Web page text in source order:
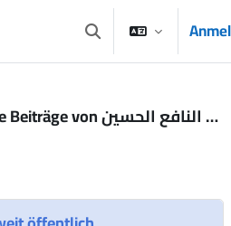
Sucheingabe
Alle Beiträge von عبد النافع الحسين